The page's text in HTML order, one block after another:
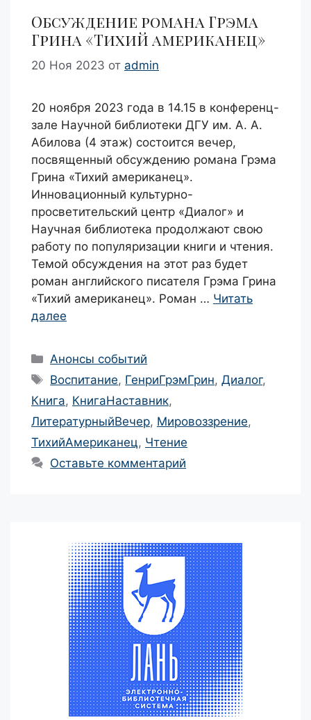
Обсуждение романа Грэма
Грина «Тихий американец»
20 Ноя 2023 от admin
20 ноября 2023 года в 14.15 в конференц-
зале Научной библиотеки ДГУ им. А. А.
Абилова (4 этаж) состоится вечер,
посвященный обсуждению романа Грэма
Грина «Тихий американец».
Инновационный культурно-
просветительский центр «Диалог» и
Научная библиотека продолжают свою
работу по популяризации книги и чтения.
Темой обсуждения на этот раз будет
роман английского писателя Грэма Грина
«Тихий американец». Роман … Читать
далее
Рубрики
Анонсы событий
Метки
Воспитание, ГенриГрэмГрин,Диалог,
Книга, КнигаНаставник,
ЛитературныйВечер, Мировоззрение,
ТихийАмериканец, Чтение
Оставьте комментарий